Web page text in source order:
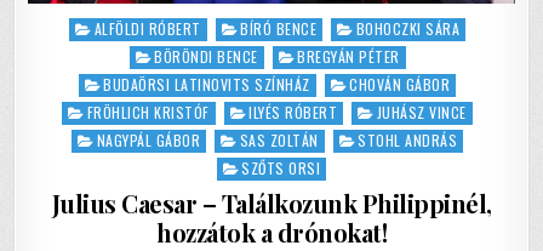
Posted
ALFÖLDI RÓBERT BÍRÓ BENCE
BOHOCZKI SÁRA
BÖRÖNDI BENCE
BREGYÁN PÉTER
BUDAÖRSI LATINOVITS SZÍNHÁZ
CHOVÁN GÁBOR
FRÖHLICH KRISTÓF
ILYÉS RÓBERT
JUHÁSZ VINCE
NAGYPÁL GÁBOR
SAS ZOLTÁN
STOHL ANDRÁS
SZŐTS ORSI
Julius Caesar – Találkozunk Philippinél,
hozzátok a drónokat!